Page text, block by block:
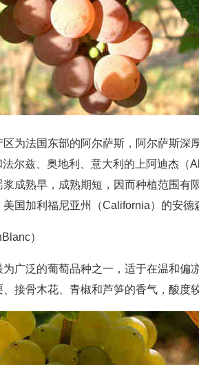
为法国东部的阿尔萨斯，阿尔萨斯深
尔兹、奥地利、意大利的上阿迪杰（
成熟早，成熟期短，因而种植范围有
国加利福尼亚州（California）的安德
）
广泛的葡萄品种之一，适于在温和偏
接骨木花、青椒和芦笋的香气，酸度